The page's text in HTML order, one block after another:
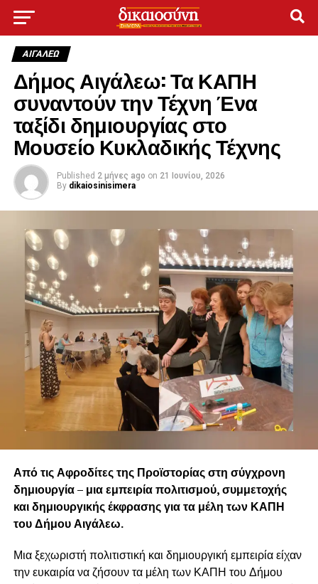
ΑΙΓΑΛΕΩ
Δήμος Αιγάλεω: Τα ΚΑΠΗ
συναντούν την Τέχνη Ένα
ταξίδι δημιουργίας στο
Μουσείο Κυκλαδικής Τέχνης
Published 2 μήνες ago on 21 Ιουνίου, 2026
By dikaiosinisimera
Από τις Αφροδίτες της Προϊστορίας στη σύγχρονη
δημιουργία – μια εμπειρία πολιτισμού, συμμετοχής
και δημιουργικής έκφρασης για τα μέλη των ΚΑΠΗ
του Δήμου Αιγάλεω.
Μια ξεχωριστή πολιτιστική και δημιουργική εμπειρία είχαν
την ευκαιρία να ζήσουν τα μέλη των ΚΑΠΗ του Δήμου